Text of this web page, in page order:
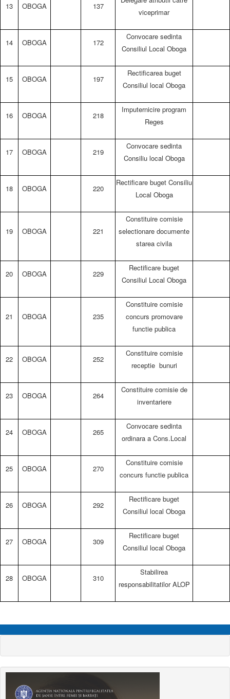
13 OBOGA 137
viceprimar
14 OBOGA 172
Convocare sedinta
Consiliul Local Oboga
15 OBOGA 197
Rectificarea buget
Consiliul local Oboga
16 OBOGA 218
Imputernicire program
Reges
17 OBOGA 219
Convocare sedinta
Consiliu local Oboga
18 OBOGA 220
Rectificare buget Consiliu
Local Oboga
19 OBOGA 221
Constituire comisie
selectionare documente
starea civila
20 OBOGA 229
Rectificare buget
Consiliul Local Oboga
21 OBOGA 235
Constituire comisie
concurs promovare
functie publica
22 OBOGA 252
Constituire comisie
receptie bunuri
23 OBOGA 264
Constituire comisie de
inventariere
24 OBOGA 265
Convocare sedinta
ordinara a Cons.Local
25 OBOGA 270
Constituire comisie
concurs functie publica
26 OBOGA 292
Rectificare buget
Consiliul local Oboga
27 OBOGA 309
Rectificare buget
Consiliul local Oboga
28 OBOGA 310
Stabilirea
responsabilitatilor ALOP